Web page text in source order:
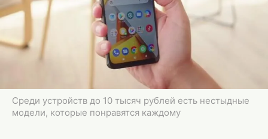
Среди устройств до 10 тысяч рублей есть нестыдные
модели, которые понравятся каждому